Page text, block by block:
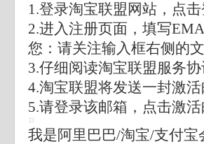
1.登录淘宝联盟网站，点
2.进入注册页面，填写
您：请关注输入框右侧的
3.仔细阅读淘宝联盟服务
4.淘宝联盟将发送一封激
5.请登录该邮箱，点击激
我是阿里巴巴/淘宝/支付